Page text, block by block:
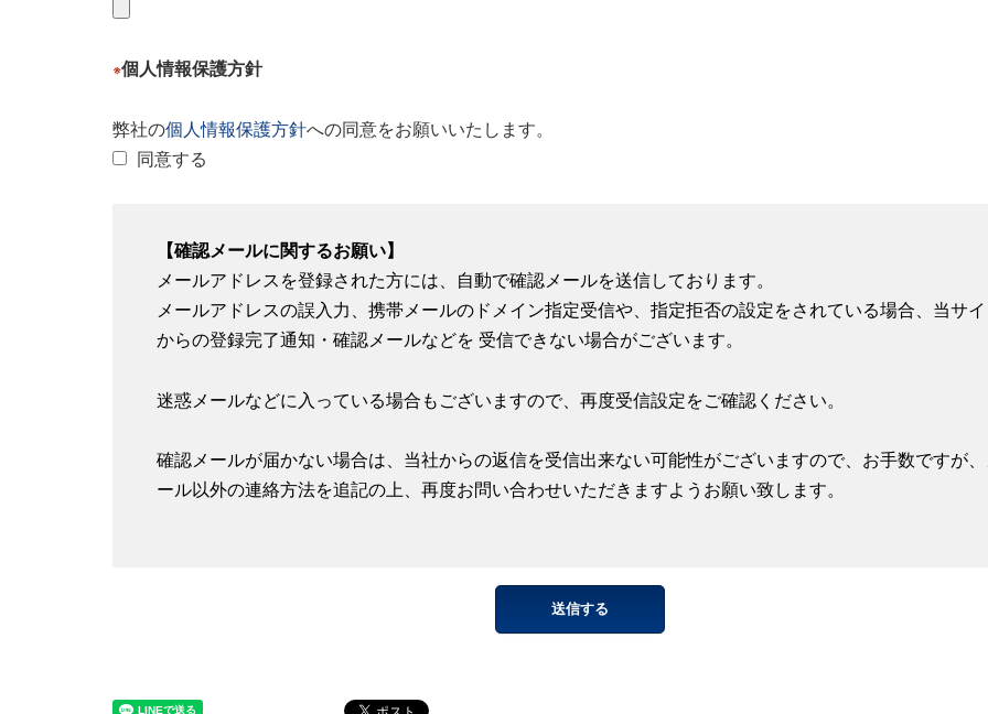
※個人情報保護方針
弊社の個人情報保護方針への同意をお願いいたします。
同意する
【確認メールに関するお願い】
メールアドレスを登録された方には、自動で確認メールを送信しております。
メールアドレスの誤入力、携帯メールのドメイン指定受信や、指定拒否の設定をされている場合、当サ
からの登録完了通知・確認メールなどを 受信できない場合がございます。
迷惑メールなどに入っている場合もございますので、再度受信設定をご確認ください。
確認メールが届かない場合は、当社からの返信を受信出来ない可能性がございますので、お手数ですが
ール以外の連絡方法を追記の上、再度お問い合わせいただきますようお願い致します。